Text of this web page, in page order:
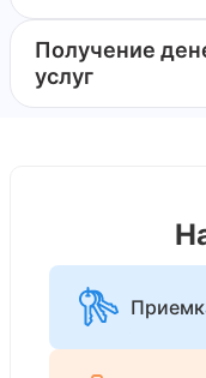
Получение
услуг